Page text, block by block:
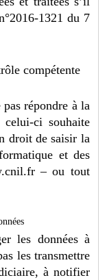
1321 du 7
compétente
répondre à la
ci souhaite
droit de saisir la
et des
– ou tout
les données à
les transmettre
à notifier